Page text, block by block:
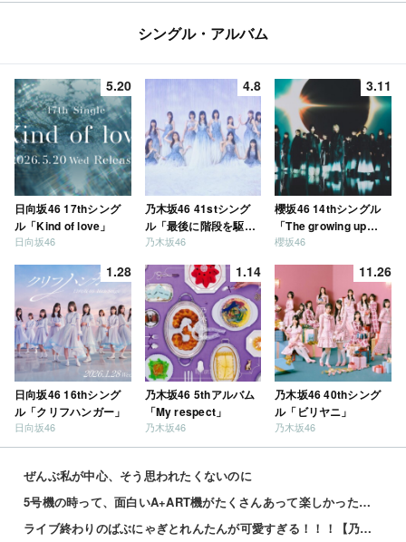
シングル・アルバム
5.20
日向坂46 17thシング
ル「Kind of love」
日向坂46
4.8
乃木坂46 41stシング
ル「最後に階段を駆け
上がったのはいつ
乃木坂46
3.11
櫻坂46 14thシングル
「The growing up
train」
櫻坂46
1.28
日向坂46 16thシング
ル「クリフハンガー」
日向坂46
1.14
乃木坂46 5thアルバム
「My respect」
乃木坂46
11.26
乃木坂46 40thシング
ル「ビリヤニ」
乃木坂46
ぜんぶ私が中心、そう思われたくないのに
5号機の時って、面白いA+ART機がたくさんあって楽しかったよなｗｗｗ
ライブ終わりのばぶにゃぎとれんたんが可愛すぎる！！！【乃木坂46】